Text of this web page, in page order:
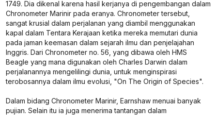
1749. Dia dikenal karena hasil kerjanya di pengembangan dalam
Chronometer Marinir pada eranya. Chronometer tersebut,
sangat krusial dalam perjalanan yang diambil menggunakan
kapal dalam Tentara Kerajaan ketika mereka memutari dunia
pada jaman keemasan dalam sejarah ilmu dan penjelajahan
Inggris. Dari Chronometer no. 56, yang dibawa oleh HMS
Beagle yang mana digunakan oleh Charles Darwin dalam
perjalanannya mengelilingi dunia, untuk menginspirasi
terobosannya dalam ilmu evolusi, "On The Origin of Species".
Dalam bidang Chronometer Marinir, Earnshaw menuai banyak
pujian. Selain itu ia juga menerima tantangan dalam